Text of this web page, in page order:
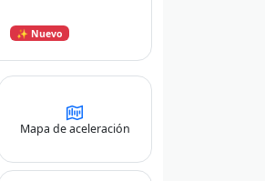
✨ Nuevo
Mapa de aceleración